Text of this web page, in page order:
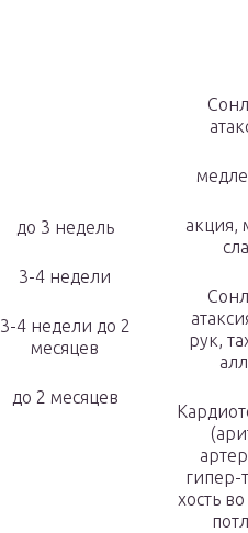
до 3 недель
3-4 недели
3-4 недели до 2
месяцев
до 2 месяцев
акция,
рук,
гипер-
хость